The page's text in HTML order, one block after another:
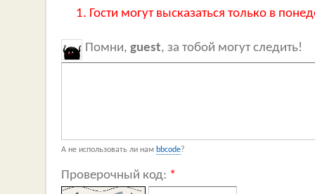
Гости могут высказаться только в
Помни, guest, за тобой могут следить!
А не использовать ли нам bbcode?
Проверочный код: *